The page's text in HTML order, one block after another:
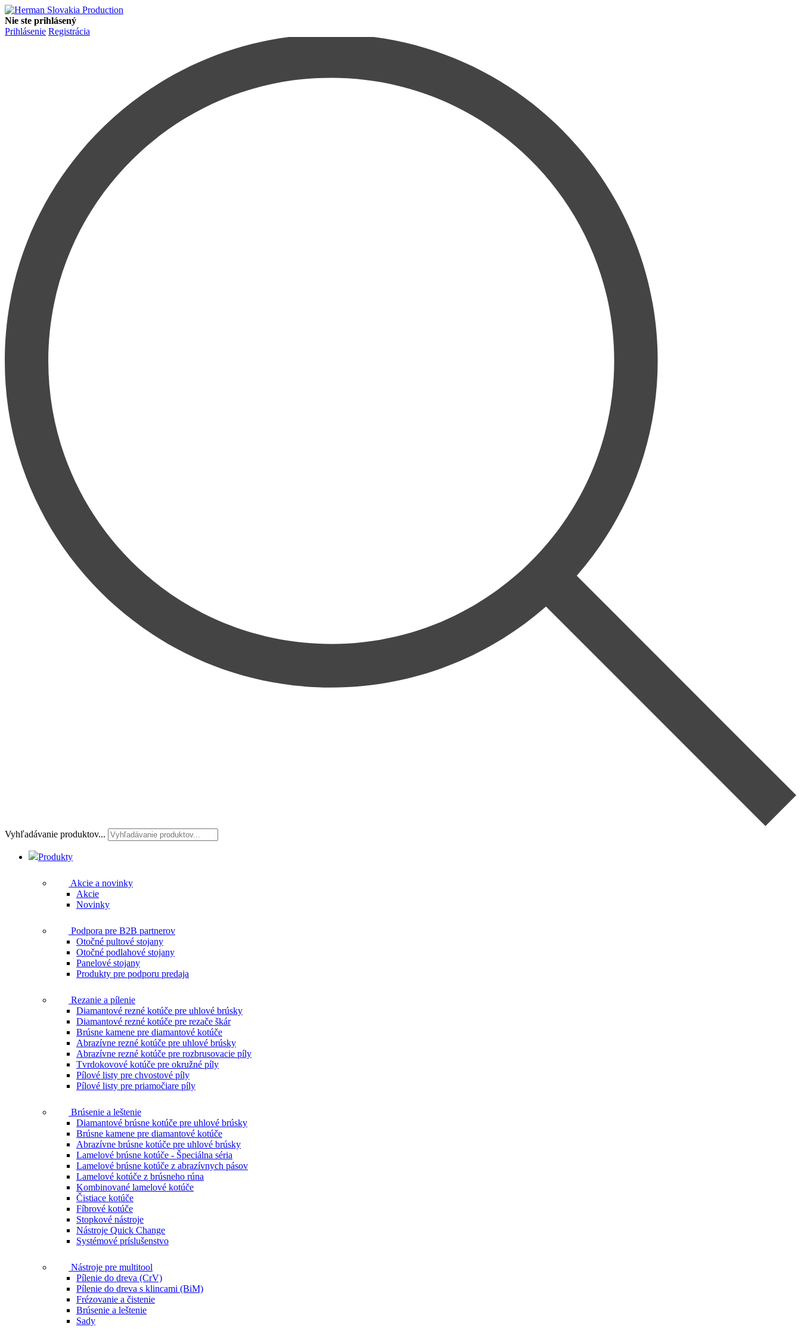
Nie ste prihlásený
Prihlásenie Registrácia
Vyhľadávanie produktov...
Produkty
Akcie a novinky
Akcie
Novinky
Podpora pre B2B partnerov
Otočné pultové stojany
Otočné podlahové stojany
Panelové stojany
Produkty pre podporu predaja
Rezanie a pílenie
Diamantové rezné kotúče pre uhlové brúsky
Diamantové rezné kotúče pre rezače škár
Brúsne kamene pre diamantové kotúče
Abrazívne rezné kotúče pre uhlové brúsky
Abrazívne rezné kotúče pre rozbrusovacie píly
Tvrdokovové kotúče pre okružné píly
Pílové listy pre chvostové píly
Pílové listy pre priamočiare píly
Brúsenie a leštenie
Diamantové brúsne kotúče pre uhlové brúsky
Brúsne kamene pre diamantové kotúče
Abrazívne brúsne kotúče pre uhlové brúsky
Lamelové brúsne kotúče - Špeciálna séria
Lamelové brúsne kotúče z abrazívnych pásov
Lamelové kotúče z brúsneho rúna
Kombinované lamelové kotúče
Čistiace kotúče
Fíbrové kotúče
Stopkové nástroje
Nástroje Quick Change
Systémové príslušenstvo
Nástroje pre multitool
Pílenie do dreva (CrV)
Pílenie do dreva s klincami (BiM)
Frézovanie a čistenie
Brúsenie a leštenie
Sady